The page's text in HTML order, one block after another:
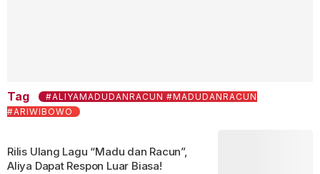
Tag
#ALIYAMADUDANRACUN #MADUDANRACUN
#ARIWIBOWO
Rilis Ulang Lagu “Madu dan Racun”,
Aliya Dapat Respon Luar Biasa!